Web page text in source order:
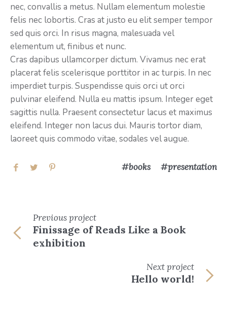
nec, convallis a metus. Nullam elementum molestie
felis nec lobortis. Cras at justo eu elit semper tempor
sed quis orci. In risus magna, malesuada vel
elementum ut, finibus et nunc.
Cras dapibus ullamcorper dictum. Vivamus nec erat
placerat felis scelerisque porttitor in ac turpis. In nec
imperdiet turpis. Suspendisse quis orci ut orci
pulvinar eleifend. Nulla eu mattis ipsum. Integer eget
sagittis nulla. Praesent consectetur lacus et maximus
eleifend. Integer non lacus dui. Mauris tortor diam,
laoreet quis commodo vitae, sodales vel augue.
books presentation
Previousproject
Finissage of Reads Like a Book
exhibition
Nextproject
Hello world!